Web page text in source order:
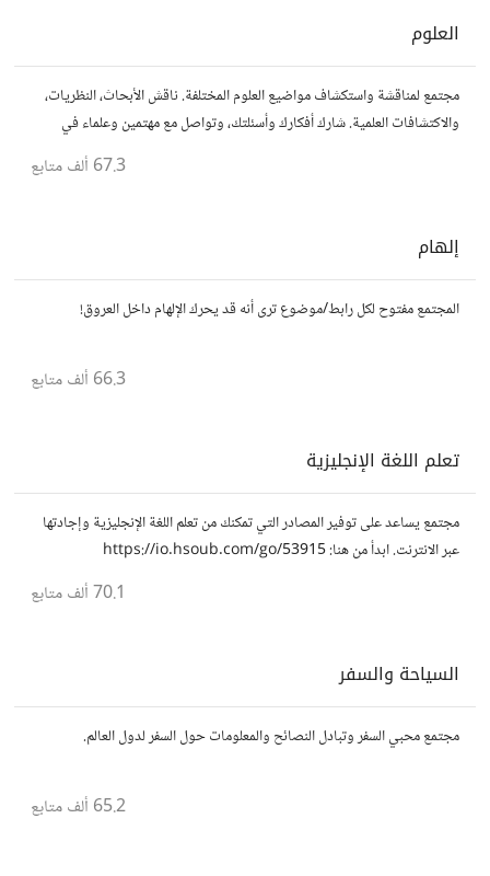
العلوم
مجتمع لمناقشة واستكشاف مواضيع العلوم المختلفة. ناقش الأبحاث، النظريات،
والاكتشافات العلمية. شارك أفكارك وأسئلتك، وتواصل مع مهتمين وعلماء في
67.3 ألف متابع
إلهام
المجتمع مفتوح لكل رابط/موضوع ترى أنه قد يحرك الإلهام داخل العروق!
66.3 ألف متابع
تعلم اللغة الإنجليزية
مجتمع يساعد على توفير المصادر التي تمكنك من تعلم اللغة الإنجليزية وإجادتها
عبر الانترنت. ابدأ من هنا: https://io.hsoub.com/go/53915
70.1 ألف متابع
السياحة والسفر
مجتمع محبي السفر وتبادل النصائح والمعلومات حول السفر لدول العالم.
65.2 ألف متابع